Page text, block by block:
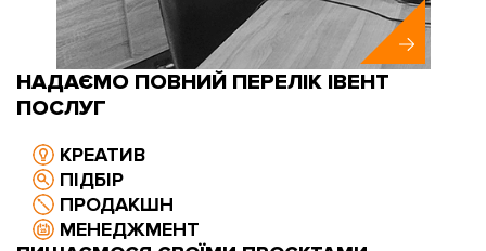
НАДАЄМО ПОВНИЙ ПЕРЕЛІК ІВЕНТ
ПОСЛУГ
КРЕАТИВ
ПІДБІР
ПРОДАКШН
МЕНЕДЖМЕНТ